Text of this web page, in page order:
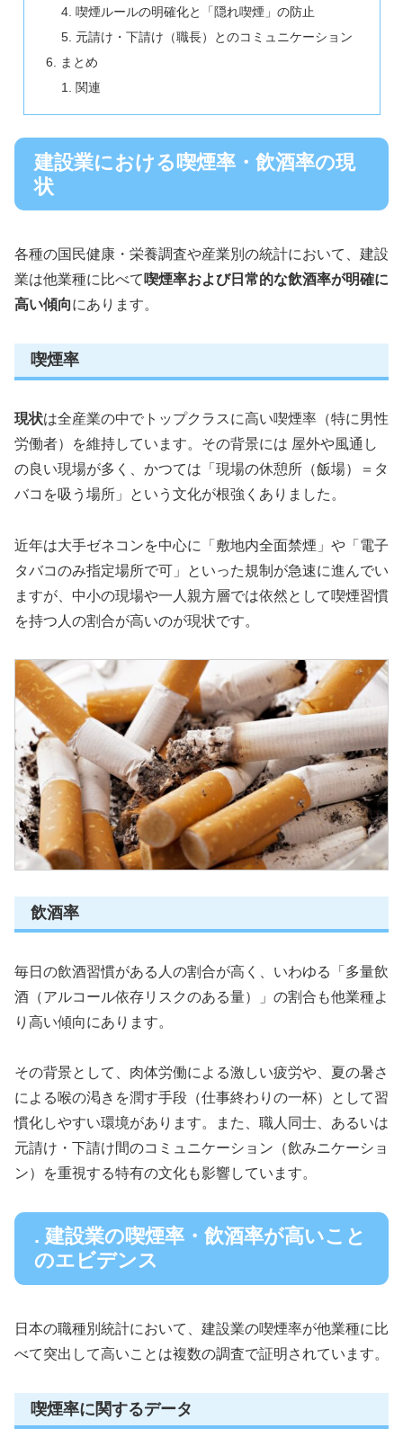
喫煙ルールの明確化と「隠れ喫煙」の防止
元請け・下請け（職長）とのコミュニケーション
まとめ
関連
建設業における喫煙率・飲酒率の現
状
各種の国民健康・栄養調査や産業別の統計において、建設
業は他業種に比べて喫煙率および日常的な飲酒率が明確に
高い傾向にあります。
喫煙率
現状は全産業の中でトップクラスに高い喫煙率（特に男性
労働者）を維持しています。その背景には 屋外や風通し
の良い現場が多く、かつては「現場の休憩所（飯場）＝タ
バコを吸う場所」という文化が根強くありました。
近年は大手ゼネコンを中心に「敷地内全面禁煙」や「電子
タバコのみ指定場所で可」といった規制が急速に進んでい
ますが、中小の現場や一人親方層では依然として喫煙習慣
を持つ人の割合が高いのが現状です。
飲酒率
毎日の飲酒習慣がある人の割合が高く、いわゆる「多量飲
酒（アルコール依存リスクのある量）」の割合も他業種よ
り高い傾向にあります。
その背景として、肉体労働による激しい疲労や、夏の暑さ
による喉の渇きを潤す手段（仕事終わりの一杯）として習
慣化しやすい環境があります。また、職人同士、あるいは
元請け・下請け間のコミュニケーション（飲みニケーショ
ン）を重視する特有の文化も影響しています。
. 建設業の喫煙率・飲酒率が高いこと
のエビデンス
日本の職種別統計において、建設業の喫煙率が他業種に比
べて突出して高いことは複数の調査で証明されています。
喫煙率に関するデータ